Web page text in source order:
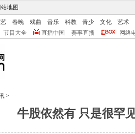
站地图
春晚 戏曲 音乐 科教 青少 文化
艺术
节目大全 直播中国 赛事直播 网络
>
牛股依然有 只是很罕